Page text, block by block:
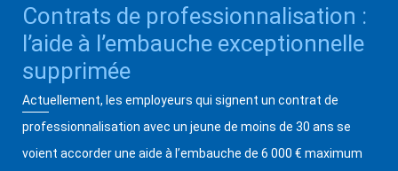
Contrats de professionnalisation :
l’aide à l’embauche exceptionnelle
supprimée
Actuellement, les employeurs qui signent un contrat de
professionnalisation avec un jeune de moins de 30 ans se
voient accorder une aide à l’embauche de 6 000 € maximum